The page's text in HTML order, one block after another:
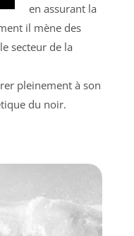
en assurant la
il mène des
secteur de la
pleinement à son
du noir.